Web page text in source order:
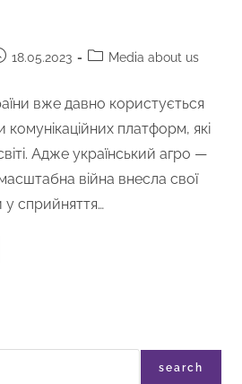
18.05.2023 Media about us
вже давно користується
платформ, які
Адже український агро —
війна внесла свої
у сприйняття…
search